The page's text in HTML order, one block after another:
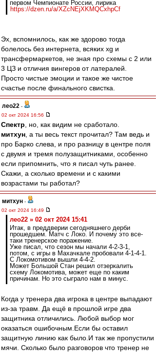
первом Чемпионате России, лирика
https://dzen.ru/a/XZcNEjXKMQCxhpCf
Эх, вспомнилось, как же здорово тогда
болелось без интернета, всяких xg и
трансфермаркетов, не зная про схемы с 2 или
3 ЦЗ и отличия вингеров от латералей.
Просто чистые эмоции и такое же чистое
счастье после финального свистка.
лео22 -
02 окт 2024 16:56
Спектр , но, как видим не сработало.
митхун , а ты весь текст прочитал? Там ведь и
про Барко слева, и про разницу в центре поля
с двумя и тремя полузащитниками, особенно
если припомнить, что я писал чуть ранее.
Скажи, а сколько времени и с какими
возрастами ты работал?
митхун -
02 окт 2024 16:49
лео22 » 02 окт 2024 15:41
Итак, в преддверии сегодняшнего дерби
прошедшем. Матч с Локо. И почему это все-
таки тренерское поражение.
Уже писал, что сезон мы начали 4-2-3-1,
потом, с игры в Махачкале пробовали 4-1-4-1.
С Локомотивом вышли 4-4-2.
Может Большой Стан решил отзеркалить
схему Локомотива, может еще по каким
причинам. Но это сыграло нам в минус.
Когда у тренера два игрока в центре выпадают
из-за травм. Да ещё в прошлой игре два
защитника отличились. Любой выбор мог
оказаться ошибочным.Если бы оставил
защитную линию как было.И так же пропустили
мячи. Сколько было разговоров что тренер не